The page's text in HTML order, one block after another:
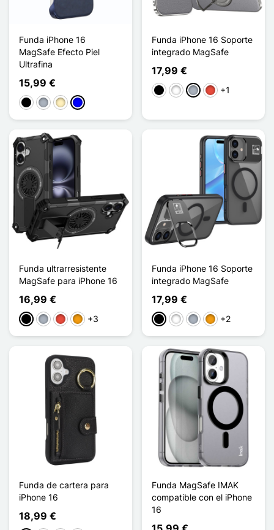
Funda iPhone 16
MagSafe Efecto Piel
Ultrafina
15,99 €
NegroGris Oro Azul
Funda iPhone 16 Soporte
integrado MagSafe
17,99 €
NegroBlanco
Gris Rojo+1
Funda ultrarresistente
MagSafe para iPhone 16
16,99 €
NegroGris RojoNaranja
+3
Funda iPhone 16 Soporte
integrado MagSafe
17,99 €
NegroBlanco
Gris Naranja
+2
Funda de cartera para
iPhone 16
18,99 €
Funda MagSafe IMAK
compatible con el iPhone
16